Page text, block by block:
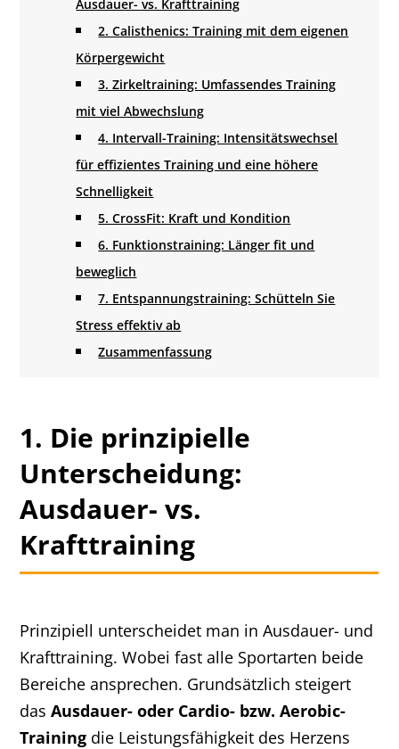
Ausdauer- vs. Krafttraining
2. Calisthenics: Training mit dem eigenen
Körpergewicht
3. Zirkeltraining: Umfassendes Training
mit viel Abwechslung
4. Intervall-Training: Intensitätswechsel
für effizientes Training und eine höhere
Schnelligkeit
5. CrossFit: Kraft und Kondition
6. Funktionstraining: Länger fit und
beweglich
7. Entspannungstraining: Schütteln Sie
Stress effektiv ab
Zusammenfassung
1. Die prinzipielle
Unterscheidung:
Ausdauer- vs.
Krafttraining
Prinzipiell unterscheidet man in Ausdauer- und
Krafttraining. Wobei fast alle Sportarten beide
Bereiche ansprechen. Grundsätzlich steigert
das Ausdauer- oder Cardio- bzw. Aerobic-
Training die Leistungsfähigkeit des Herzens